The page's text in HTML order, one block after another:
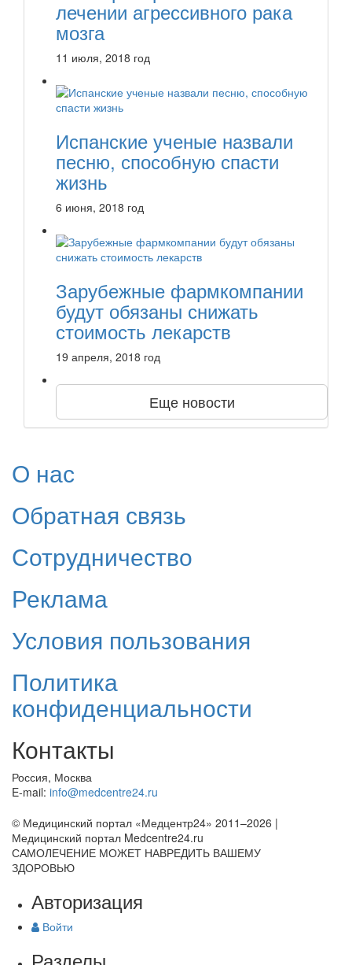
лечении агрессивного рака
мозга
11 июля, 2018 год
Испанские ученые назвали
песню, способную спасти
жизнь
6 июня, 2018 год
Зарубежные фармкомпании
будут обязаны снижать
стоимость лекарств
19 апреля, 2018 год
Еще новости
О нас
Обратная связь
Сотрудничество
Реклама
Условия пользования
Политика
конфиденциальности
Контакты
Россия, Москва
E-mail: info@medcentre24.ru
© Медицинский портал «Медцентр24» 2011–2026 |
Медицинский портал Medcentre24.ru
САМОЛЕЧЕНИЕ МОЖЕТ НАВРЕДИТЬ ВАШЕМУ
ЗДОРОВЬЮ
Авторизация
Войти